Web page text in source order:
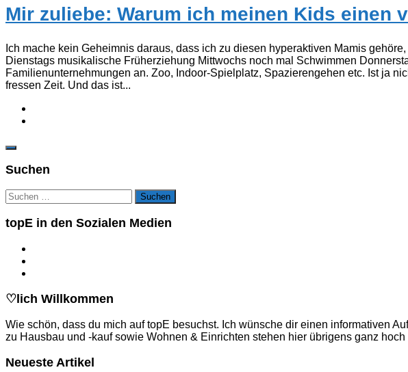
Mir zuliebe: Warum ich meinen Kids einen
Ich mache kein Geheimnis daraus, dass ich zu diesen hyperaktiven Mamis
Dienstags musikalische Früherziehung Mittwochs noch mal Schwimmen
Familienunternehmungen an. Zoo, Indoor-Spielplatz, Spazierengehen etc. Ist ja
fressen Zeit. Und das ist...
Suchen
Suchen
nach:
topE in den Sozialen Medien
♡lich Willkommen
Wie schön, dass du mich auf topE besuchst. Ich wünsche dir einen informativen
zu Hausbau und -kauf sowie Wohnen & Einrichten stehen hier übrigens ganz hoch
Neueste Artikel